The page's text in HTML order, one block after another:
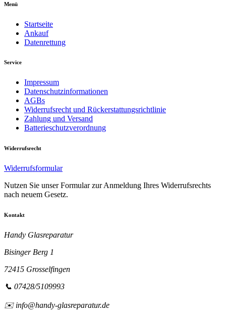
Menü
Startseite
Ankauf
Datenrettung
Service
Impressum
Datenschutzinformationen
AGBs
Widerrufsrecht und Rückerstattungsrichtlinie
Zahlung und Versand
Batterieschutzverordnung
Widerrufsrecht
Widerrufsformular
Nutzen Sie unser Formular zur Anmeldung Ihres Widerrufsrechts
nach neuem Gesetz.
Kontakt
Handy Glasreparatur
Bisinger Berg 1
72415 Grosselfingen
📞 07428/5109993
✉️ info@handy-glasreparatur.de